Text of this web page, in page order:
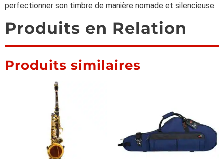
perfectionner son timbre de manière nomade et silencieuse.
Produits en Relation
Produits similaires